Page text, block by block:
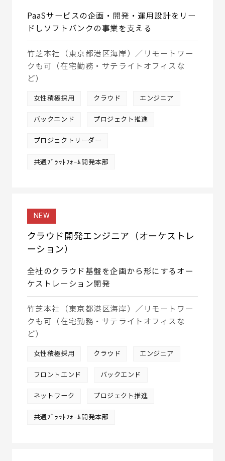
PaaSサービスの企画・開発・運用設計をリー
ドしソフトバンクの事業を支える
竹芝本社（東京都港区海岸）／リモートワー
クも可（在宅勤務・サテライトオフィスな
ど）
女性積極採用 クラウド エンジニア
バックエンド プロジェクト推進
プロジェクトリーダー
共通ﾌﾟﾗｯﾄﾌｫｰﾑ開発本部
NEW
クラウド開発エンジニア（オーケストレ
ーション）
全社のクラウド基盤を企画から形にするオー
ケストレーション開発
竹芝本社（東京都港区海岸）／リモートワー
クも可（在宅勤務・サテライトオフィスな
ど）
女性積極採用 クラウド エンジニア
フロントエンド バックエンド
ネットワーク プロジェクト推進
共通ﾌﾟﾗｯﾄﾌｫｰﾑ開発本部